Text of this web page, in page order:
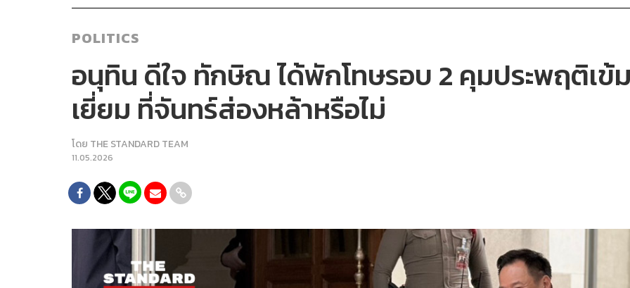
POLITICS
อนุทิน ดีใจ ทักษิณ ได้พักโทษรอบ 2 คุมประพฤติเข้
เยี่ยม ที่จันทร์ส่องหล้าหรือไม่
โดย THE STANDARD TEAM
11.05.2026